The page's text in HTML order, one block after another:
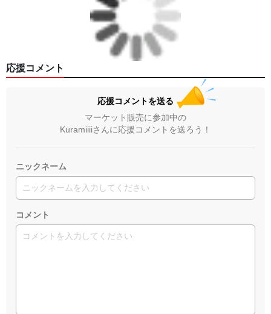
応援コメント
応援コメントを送る
マーケット販売に参加中の
Kuramiiiiさんに応援コメントを送ろう！
ニックネーム
コメント